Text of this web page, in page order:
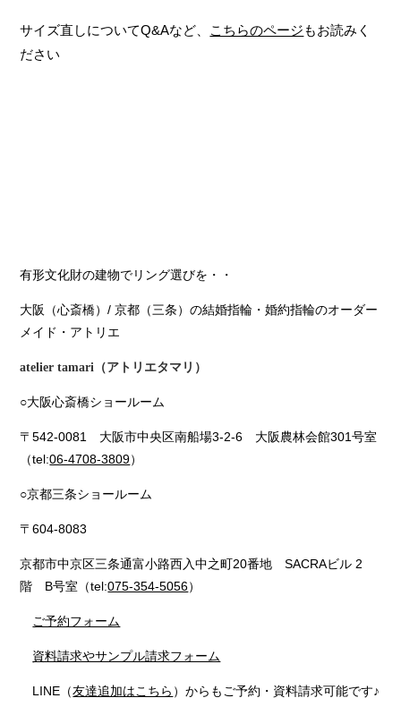
サイズ直しについてQ&Aなど、 こちらのページもお読みく
ださい
有形文化財の建物でリング選びを・・
大阪（心斎橋）/ 京都（三条）の結婚指輪・婚約指輪のオーダー
メイド・アトリエ
atelier tamari（アトリエタマリ）
○大阪心斎橋ショールーム
〒542-0081 大阪市中央区南船場3-2-6 大阪農林会館301号室
（tel:06-4708-3809）
○京都三条ショールーム
〒604-8083
京都市中京区三条通富小路西入中之町20番地 SACRAビル 2
階 B号室（tel:075-354-5056）
ご予約フォーム
資料請求やサンプル請求フォーム
LINE（友達追加はこちら ）からもご予約・資料請求可能です♪